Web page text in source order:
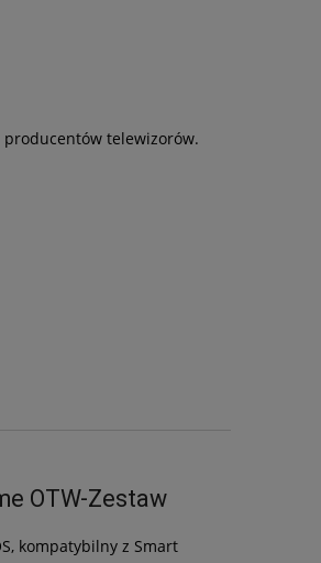
producentów telewizorów.
OTW-Zestaw
kompatybilny z Smart